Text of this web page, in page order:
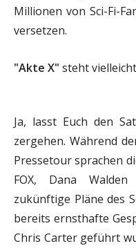
Millionen von Sci-Fi-
versetzen.
"Akte X" steht
Ja, lasst Euch den
zergehen. Während
Pressetour sprachen
FOX, Dana
zukünftige Pläne des
bereits ernsthafte
Chris Carter geführt